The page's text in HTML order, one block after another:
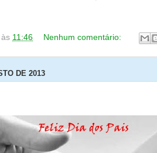
às 11:46 Nenhum comentário:
DE 2013